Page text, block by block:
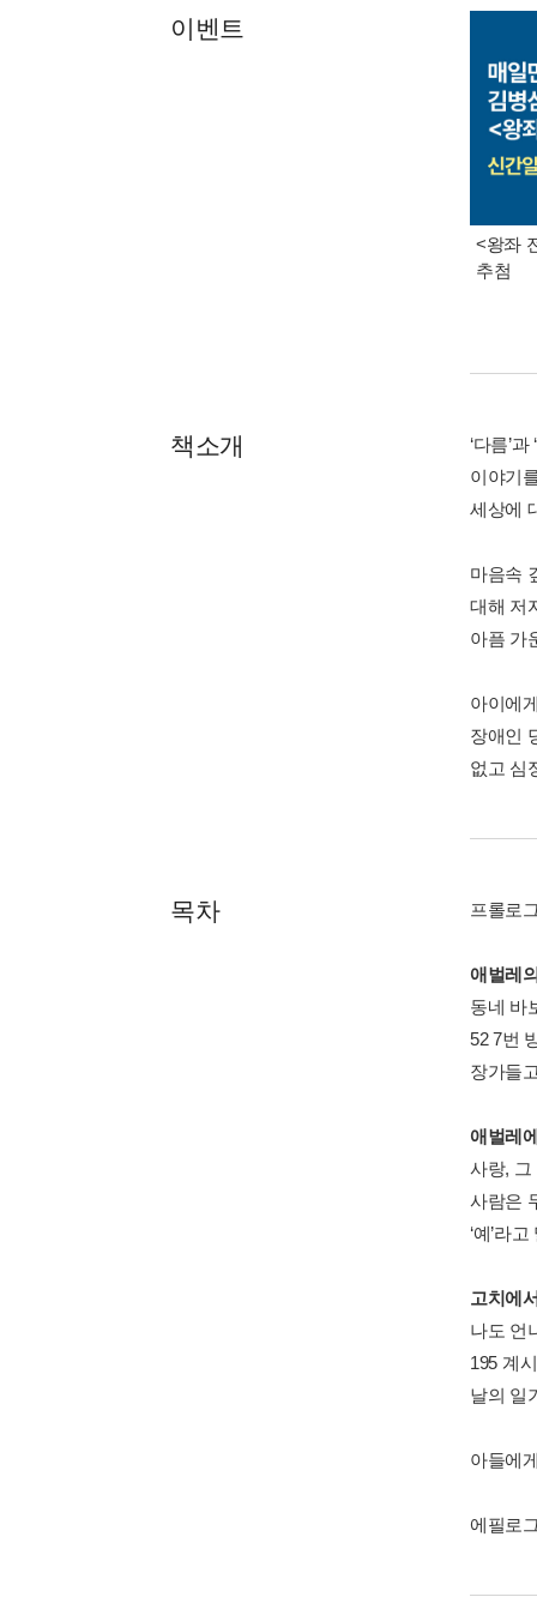
이벤트
<왕좌
추첨
책소개
‘다름’
이야기
세상에
마음속
대해 저
아픔 가
아이에
장애인
없고 심
목차 프롤로
애벌레
동네 바
52 7번
장가들
애벌레
사랑, 그
사람은
‘예’라
고치에
나도 언
195 계
날의 일
아들에
에필로